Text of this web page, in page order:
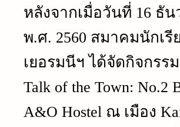
หลังจากเมื่อวันที่ 16 ธั
พ.ศ. 2560 สมาคมนักเรี
เยอรมนีฯ ได้จัดกิจกรรม
Talk of the Town: No.2
A&O Hostel ณ เมือง